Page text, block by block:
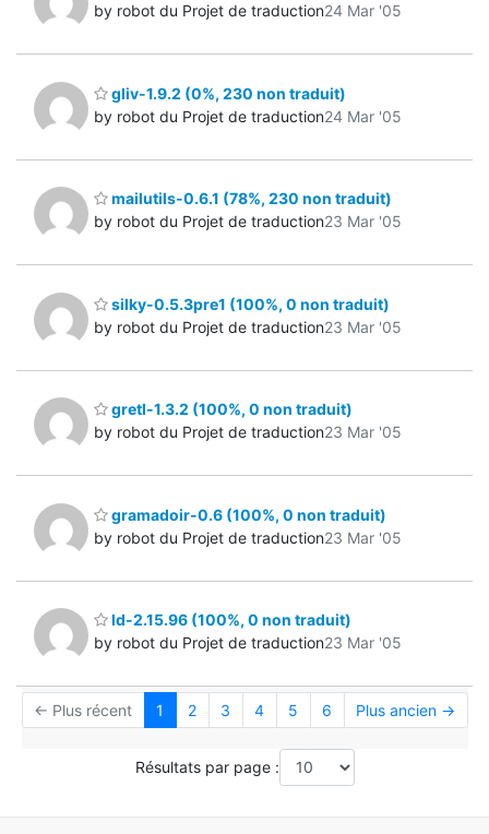
by robot du Projet de traduction24 Mar '05
gliv-1.9.2 (0%, 230 non traduit)
by robot du Projet de traduction24 Mar '05
mailutils-0.6.1 (78%, 230 non traduit)
by robot du Projet de traduction23 Mar '05
silky-0.5.3pre1 (100%, 0 non traduit)
by robot du Projet de traduction23 Mar '05
gretl-1.3.2 (100%, 0 non traduit)
by robot du Projet de traduction23 Mar '05
gramadoir-0.6 (100%, 0 non traduit)
by robot du Projet de traduction23 Mar '05
ld-2.15.96 (100%, 0 non traduit)
by robot du Projet de traduction23 Mar '05
← Plus récent 1 2 3 4 5 6 Plus ancien →
Résultats par page :